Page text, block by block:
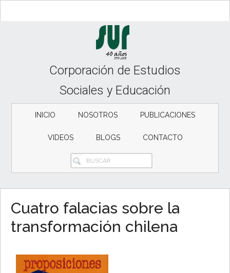
to
to
Corporación de Estudios
Sociales y Educación
INICIO NOSOTROS PUBLICACIONES
VIDEOS BLOGS CONTACTO
BUSCAR
Cuatro falacias sobre la
transformación chilena